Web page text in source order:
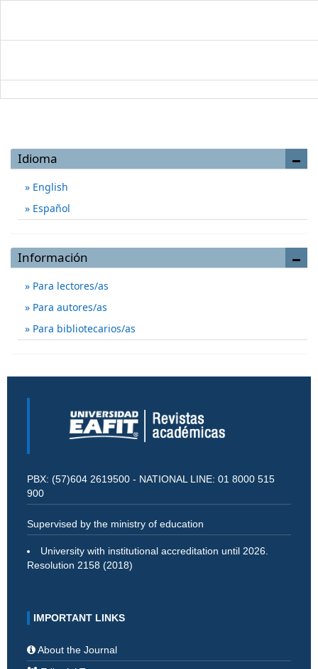
Idioma
English
Español
Información
Para lectores/as
Para autores/as
Para bibliotecarios/as
PBX: (57)604 2619500 - NATIONAL LINE: 01 8000 515
900
Supervised by the ministry of education
University with institutional accreditation until 2026.
Resolution 2158 (2018)
IMPORTANT LINKS
About the Journal